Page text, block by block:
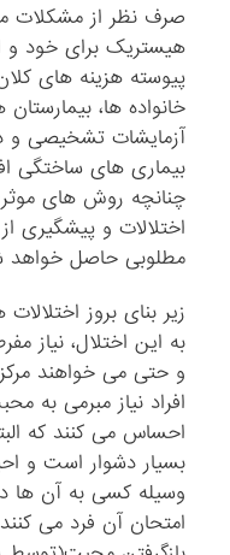
صرف نظر از مشکلات
هیستریک برای خود و
پیوسته هزینه های
خانواده ها،
آزمایشات تشخیصی و
بیماری های ساختگی
چنانچه روش های
اختلالات و پیشگیری از
مطلوبی حاصل خواهد
زیر بنای بروز
به این اختلال، نیاز
و حتی می خواهند
افراد نیاز مبرمی به
احساس می کنند که
بسیار دشوار است و
وسیله کسی به آن ها
امتحان آن فرد می